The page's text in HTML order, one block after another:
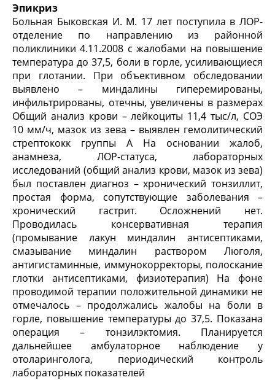
Эпикриз
Больная Быковская И. М. 17 лет поступила в ЛОР-
отделение по направлению из районной
поликлиники 4.11.2008 с жалобами на повышение
температура до 37,5, боли в горле, усиливающиеся
при глотании. При объективном обследовании
выявлено – миндалины гипере­мированы,
инфильтрированы, отечны, увеличены в размерах
Общий анализ крови – лейкоциты 11,4 тыс/л, СОЭ
10 мм/ч, мазок из зева – выявлен гемолитический
стрептококк группы А На основании жалоб,
анамнеза, ЛОР-статуса, лабораторных
исследований (общий анализ крови, мазок из зева)
был поставлен диагноз – хронический тонзиллит,
простая форма, сопутствующие заболевания –
хронический гастрит. Осложнений нет.
Проводилась консервативная терапия
(промывание лакун миндалин антисептиками,
смазывание миндалин раствором Люголя,
антигистаминные, иммунокорректоры, полоскание
глотки антисептиками, физиотерапия) На фоне
проводимой терапии положительной динамики не
отмечалось – продолжались жалобы на боли в
горле, повышение температуры до 37,5. Показана
операция – тонзилэктомия. Планируется
дальнейшее амбулаторное наблюдение у
отоларинголога, периодический контроль
лабораторных показателей